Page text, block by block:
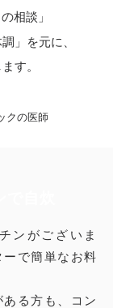
相談」
」を元に、​
す。
クの医師
ンがございま
で簡単なお料
る方も、コン